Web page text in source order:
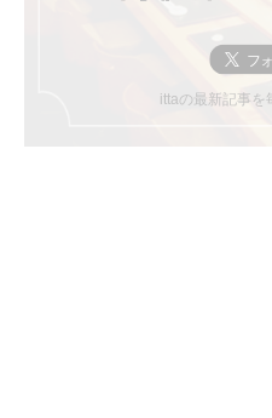
ittaの最新記事を